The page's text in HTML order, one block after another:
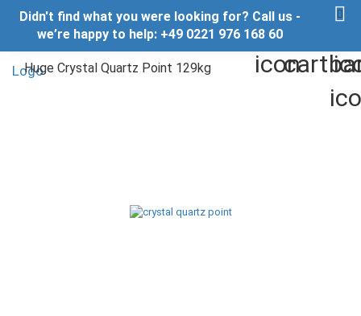
Didn't find what you were looking for? Call us -
we’re happy to help: +49 0221 976 168 60
Huge Crystal Quartz Point 129kg